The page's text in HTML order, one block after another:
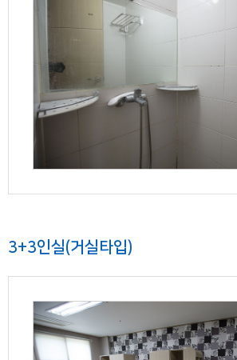
3+3인실(거실타입)